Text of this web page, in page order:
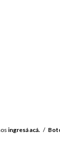
ingresá acá. /